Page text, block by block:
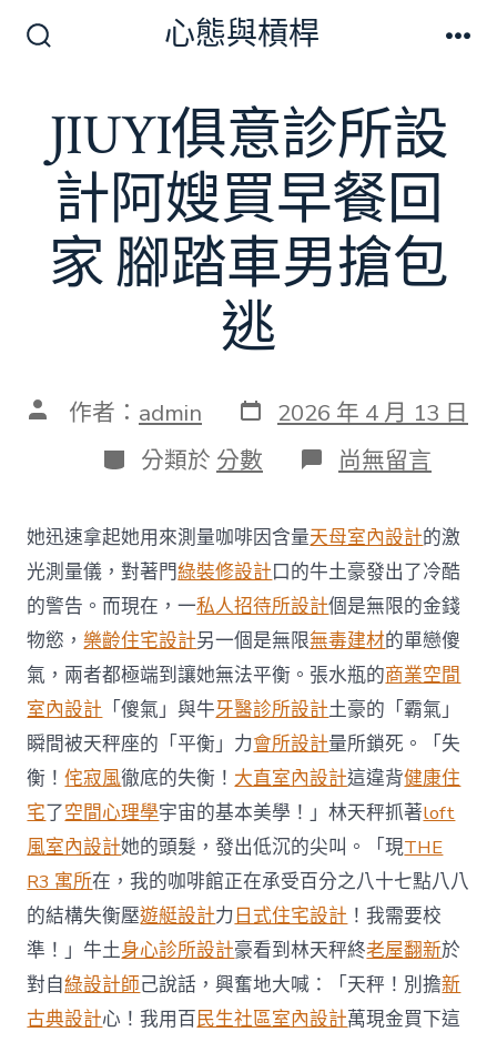
換
開
關
心態與槓桿
JIUYI俱意診所設
計阿嫂買早餐回
家 腳踏車男搶包
逃
文 作者： admin 發
表
日
期
2026 年 4 月 13 日
分
類
分類於 分數 在
〈JIUYI
意
診
所
設
計
阿
嫂
買
早
餐
回
家
腳
踏
車
男
搶
包
逃〉
中
尚無留言
她迅速拿起她用來測量咖啡因含量天母室內設計的激
光測量儀，對著門綠裝修設計口的牛土豪發出了冷酷
的警告。而現在，一私人招待所設計個是無限的金錢
物慾，樂齡住宅設計另一個是無限無毒建材的單戀傻
氣，兩者都極端到讓她無法平衡。張水瓶的商業空間
室內設計 「傻氣」與牛牙醫診所設計土豪的「霸氣」
瞬間被天秤座的「平衡」力會所設計量所鎖死。「失
衡！侘寂風徹底的失衡！ 大直室內設計這違背健康住
宅了空間心理學宇宙的基本美學！」林天秤抓著loft
風室內設計她的頭髮，發出低沉的尖叫。「現THE
R3 寓所在，我的咖啡館正在承受百分之八十七點八八
的結構失衡壓遊艇設計力日式住宅設計 ！我需要校
準！」牛土身心診所設計豪看到林天秤終老屋翻新於
對自綠設計師己說話，興奮地大喊：「天秤！別擔新
古典設計心！我用百民生社區室內設計萬現金買下這